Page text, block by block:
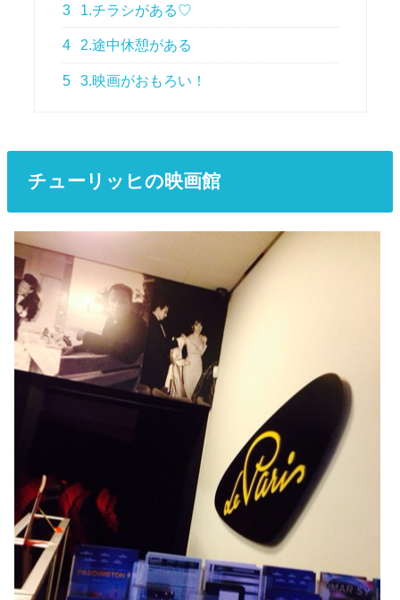
3 1.チラシがある♡
4 2.途中休憩がある
5 3.映画がおもろい！
チューリッヒの映画館